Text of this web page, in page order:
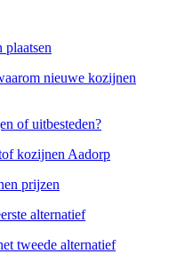
nieuwe kozijnen
of uitbesteden?
kozijnen Aadorp
prijzen
alternatief
tweede alternatief